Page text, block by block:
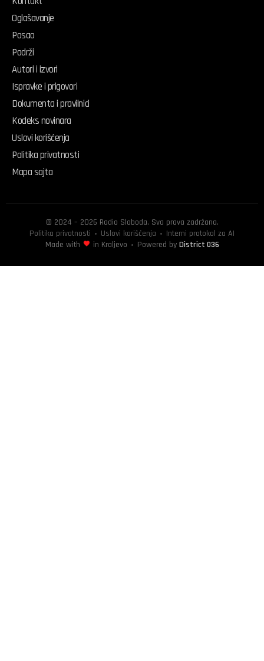
Oglašavanje
Posao
Podrži
Autori i izvori
Ispravke i prigovori
Dokumenta i pravilnici
Kodeks novinara
Uslovi korišćenja
Politika privatnosti
Mapa sajta
© 2024 – 2026 Radio Sloboda. Sva prava zadržana.
Politika privatnosti
Uslovi korišćenja
Interni protokol za AI
Made with
in Kraljevo Powered by District 036